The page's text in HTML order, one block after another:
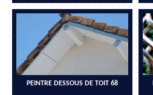
PEINTRE DESSOUS DE TOIT 68